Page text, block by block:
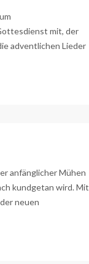
mit, der
adventlichen Lieder
anfänglicher Mühen
kundgetan wird. Mit
neuen